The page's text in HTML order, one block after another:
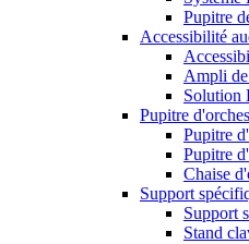
Pupitre
Accessibilité
Ampli
Solution
Pupitre
Pupitre
Pupitre
Chaise
Support
Support
Stand